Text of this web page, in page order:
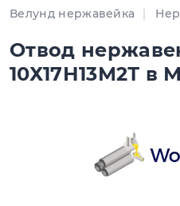
Велунд нержавейка
Отвод
10Х17Н13М2Т в